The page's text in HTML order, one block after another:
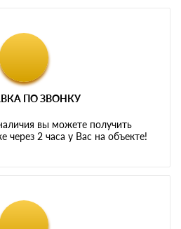
ПО ЗВОНКУ
вы можете получить
через 2 часа у Вас на объекте!